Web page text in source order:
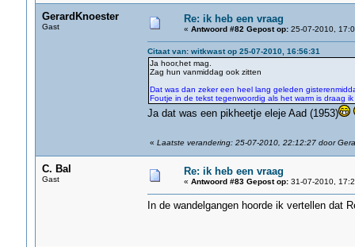
GerardKnoester
Gast
Re: ik heb een vraag
« Antwoord #82 Gepost op:25-07-2010,
Citaat van: witkwast op 25-07-2010, 16:56:31
Ja hoor,het mag.
Zag hun vanmiddag ook zitten
Dat was dan zeker een heel lang geleden
Foutje in de tekst tegenwoordig als het warm is draag
Ja dat was een pikheetje eleje Aad (1953)
« Laatste verandering: 25-07-2010, 22:12:27 door
C. Bal
Gast
Re: ik heb een vraag
« Antwoord #83 Gepost op:31-07-2010,
In de wandelgangen hoorde ik vertellen dat